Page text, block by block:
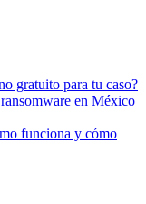
gratuito para tu caso?
en México
funciona y cómo